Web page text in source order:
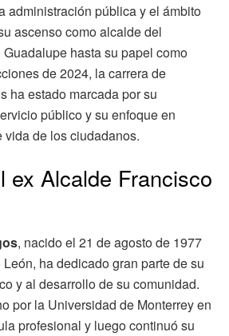
administración pública y el ámbito
ascenso como alcalde del
hasta su papel como
de 2024, la carrera de
ha estado marcada por su
público y su enfoque en
de los ciudadanos.
ex Alcalde Francisco
, nacido el 21 de agosto de 1977
ha dedicado gran parte de su
y al desarrollo de su comunidad.
por la Universidad de Monterrey en
profesional y luego continuó su